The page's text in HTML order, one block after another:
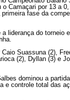
Camaçari por 13 a
fase da
liderança do torneio
Suassuna (2),
(2), Dyllan (3) e
dominou a
e controle total das